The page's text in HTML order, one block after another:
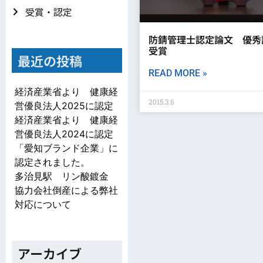
受賞・認定
最近の投稿
経済産業省より 健康経
営優良法人2025に認定
経済産業省より 健康経
営優良法人2024に認定
「愛知ブランド企業」に
認定されました。
多治見駅 リン酸鍍金
協力会社倒産による弊社
対応について
アーカイブ
防錆管理士認定論文 優秀
受賞
READ MORE »
2015.3.6